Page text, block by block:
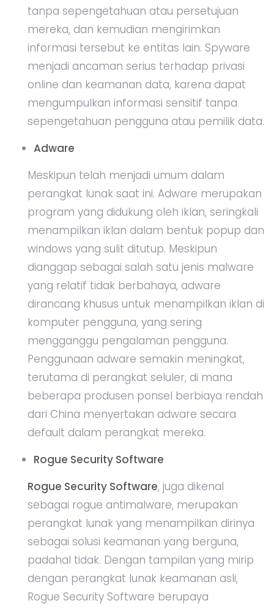
tanpa sepengetahuan atau persetujuan
mereka, dan kemudian mengirimkan
informasi tersebut ke entitas lain. Spyware
menjadi ancaman serius terhadap privasi
online dan keamanan data, karena dapat
mengumpulkan informasi sensitif tanpa
sepengetahuan pengguna atau pemilik data.
Adware
Meskipun telah menjadi umum dalam
perangkat lunak saat ini. Adware merupakan
program yang didukung oleh iklan, seringkali
menampilkan iklan dalam bentuk popup dan
windows yang sulit ditutup. Meskipun
dianggap sebagai salah satu jenis malware
yang relatif tidak berbahaya, adware
dirancang khusus untuk menampilkan iklan di
komputer pengguna, yang sering
mengganggu pengalaman pengguna.
Penggunaan adware semakin meningkat,
terutama di perangkat seluler, di mana
beberapa produsen ponsel berbiaya rendah
dari China menyertakan adware secara
default dalam perangkat mereka.
Rogue Security Software
Rogue Security Software, juga dikenal
sebagai rogue antimalware, merupakan
perangkat lunak yang menampilkan dirinya
sebagai solusi keamanan yang berguna,
padahal tidak. Dengan tampilan yang mirip
dengan perangkat lunak keamanan asli,
Rogue Security Software berupaya